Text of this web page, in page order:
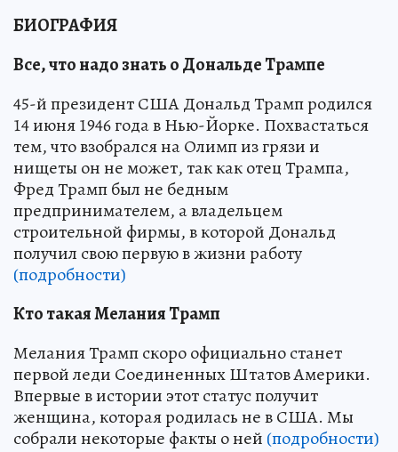
БИОГРАФИЯ
Все, что надо знать о Дональде Трампе
45-й президент США Дональд Трамп родился
14 июня 1946 года в Нью-Йорке. Похвастаться
тем, что взобрался на Олимп из грязи и
нищеты он не может, так как отец Трампа,
Фред Трамп был не бедным
предпринимателем, а владельцем
строительной фирмы, в которой Дональд
получил свою первую в жизни работу
(подробности)
Кто такая Мелания Трамп
Мелания Трамп скоро официально станет
первой леди Соединенных Штатов Америки.
Впервые в истории этот статус получит
женщина, которая родилась не в США. Мы
собрали некоторые факты о ней (подробности)